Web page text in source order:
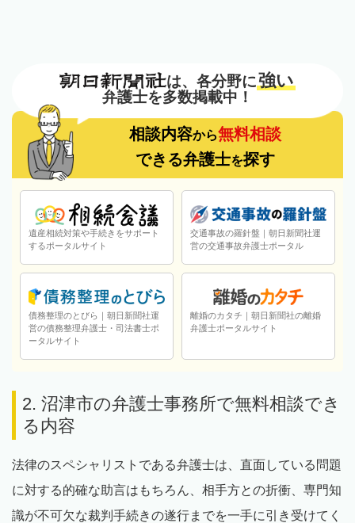
は、各分野に強い
弁護士を多数掲載中！
相談内容から無料相談
できる弁護士を探す
遺産相続対策や手続きをサポート
するポータルサイト
交通事故の羅針盤｜朝日新聞社運
営の交通事故弁護士ポータル
債務整理のとびら｜朝日新聞社運
営の債務整理弁護士・司法書士ポ
ータルサイト
離婚のカタチ｜朝日新聞社の離婚
弁護士ポータルサイト
2. 沼津市の弁護士事務所で無料相談でき
る内容
法律のスペシャリストである弁護士は、直面している問題
に対する的確な助言はもちろん、相手方との折衝、専門知
識が不可欠な裁判手続きの遂行までを一手に引き受けてく